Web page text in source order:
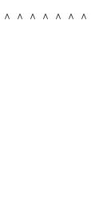
＾＾＾＾＾＾